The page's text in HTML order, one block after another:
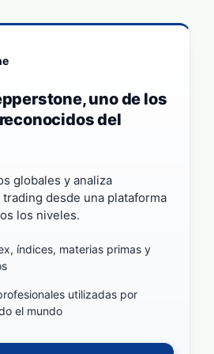
uno de los
del
globales y analiza
desde una plataforma
los niveles.
índices, materias primas y
utilizadas por
el mundo